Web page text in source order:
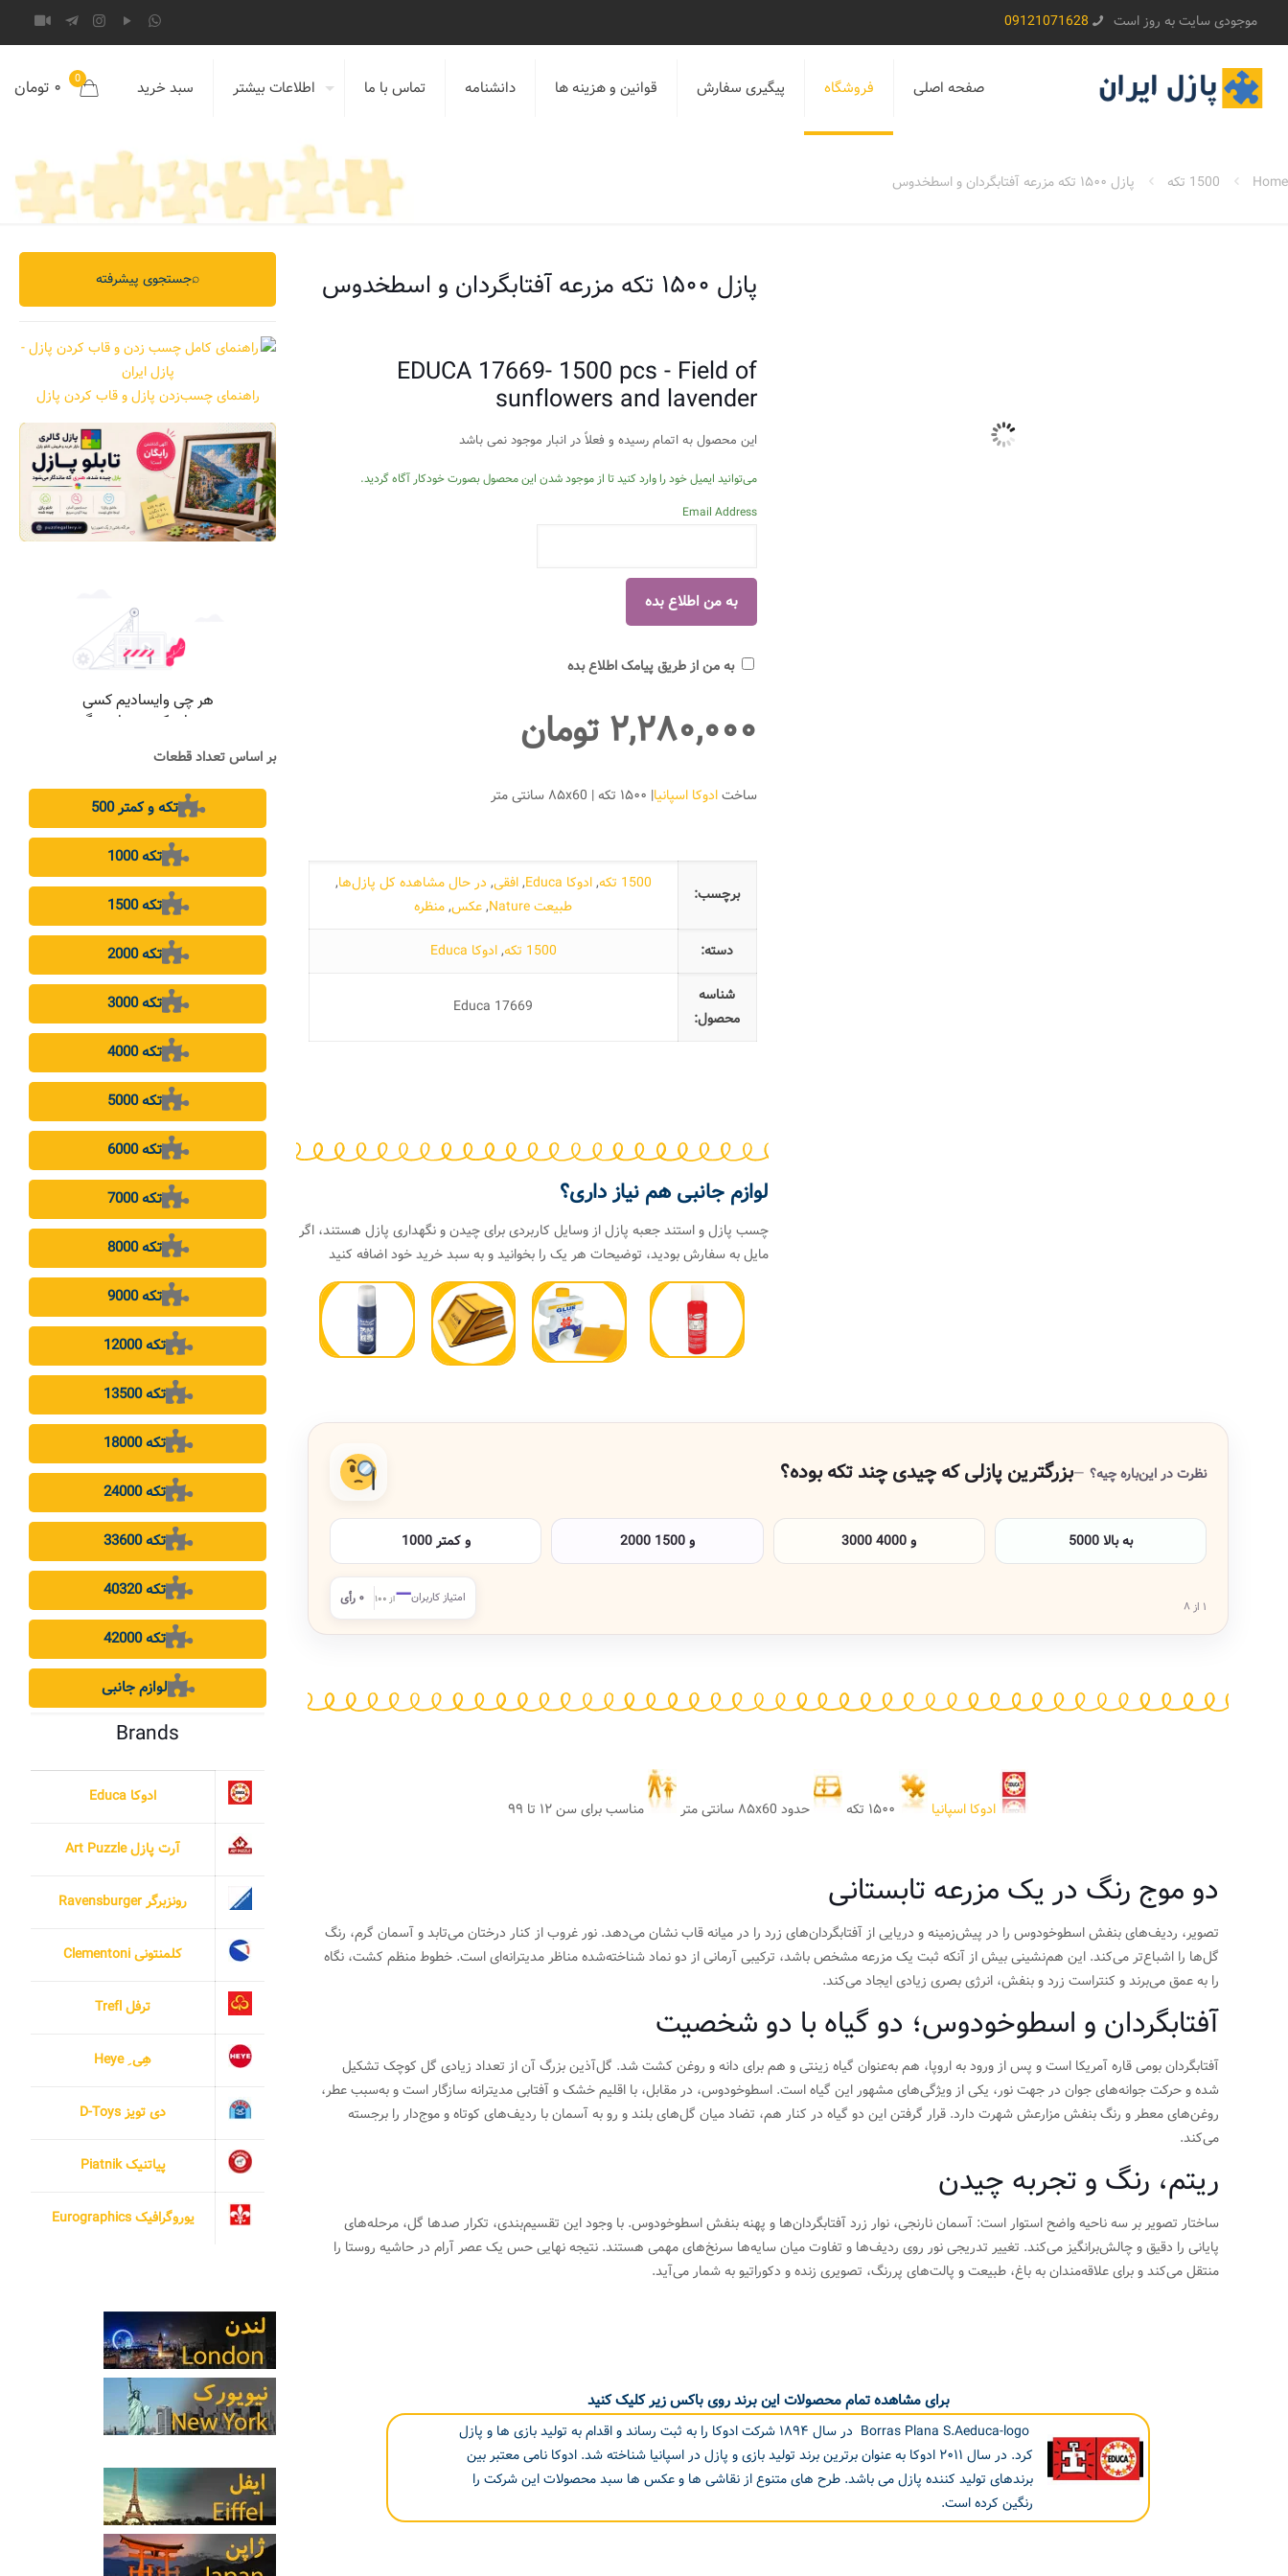
موجودی سایت به روز است 09121071628
صفحه اصلی فروشگاه پیگیری سفارش قوانین و هزینه ها دانشنامه تماس با ما اطلاعات بیشتر سبد خرید 0 ۰ تومان
Home 1500 تکه پازل ۱۵۰۰ تکه مزرعه آفتابگردان و اسطخدوس
پازل ۱۵۰۰ تکه مزرعه آفتابگردان و اسطخدوس
EDUCA 17669- 1500 pcs - Field of
sunflowers and lavender
این محصول به اتمام رسیده و فعلاً در انبار موجود نمی باشد
می‌توانید ایمیل خود را وارد کنید تا از موجود شدن این محصول بصورت خودکار آگاه گردید.
Email Address
به من از طریق پیامک اطلاع بده
۲,۲۸۰,۰۰۰ تومان
ساختادوکا اسپانیا| ۱۵۰۰ تکه | ۸۵x60 سانتی متر
برچسب:
1500 تکه ,ادوکا Educa ,افقی, در حال مشاهده کل پازل‌ها,
طبیعت Nature
,عکس,منظره
دسته: 1500 تکه ,ادوکا Educa
شناسه
محصول:
Educa 17669
لوازم جانبی هم نیاز داری؟
چسب پازل و استند جعبه پازل از وسایل کاربردی برای چیدن و نگهداری پازل هستند، اگر
مایل به سفارش بودید، توضیحات هر یک را بخوانید و به سبد خرید خود اضافه کنید
نظرت در این‌باره چیه؟ بزرگترین پازلی که چیدی چند تکه بوده؟
5000 به بالا 3000 و 4000 2000 و 1500 1000 و کمتر
امتیاز کاربران—از ۱۰۰ ۰ رأی ۱ از ۸
ادوکا اسپانیا حدود ۸۵x60 سانتی متر مناسب برای سن ۱۲ تا ۹۹
دو موج رنگ در یک مزرعه تابستانی
تصویر، ردیف‌های بنفش اسطوخودوس را در پیش‌زمینه و دریایی از آفتابگردان‌های زرد را در میانه قاب نشان می‌دهد. نور غروب از کنار درختان می‌تابد و آسمان گرم، رنگ
گل‌ها را اشباع‌تر می‌کند. این هم‌نشینی بیش از آنکه ثبت یک مزرعه مشخص باشد، ترکیبی آرمانی از دو نماد شناخته‌شده مناظر مدیترانه‌ای است. خطوط منظم کشت، نگاه
را به عمق می‌برند و کنتراست زرد و بنفش، انرژی بصری زیادی ایجاد می‌کند.
آفتابگردان و اسطوخودوس؛ دو گیاه با دو شخصیت
آفتابگردان بومی قاره آمریکا است و پس از ورود به اروپا، هم به‌عنوان گیاه زینتی و هم برای دانه و روغن کشت شد. گل‌آذین بزرگ آن از تعداد زیادی گل کوچک تشکیل
شده و حرکت جوانه‌های جوان در جهت نور، یکی از ویژگی‌های مشهور این گیاه است. اسطوخودوس، در مقابل، با اقلیم خشک و آفتابی مدیترانه سازگار است و به‌سبب عطر،
روغن‌های معطر و رنگ بنفش مزارعش شهرت دارد. قرار گرفتن این دو گیاه در کنار هم، تضاد میان گل‌های بلند و رو به آسمان با ردیف‌های کوتاه و موج‌دار را برجسته
می‌کند.
ریتم، رنگ و تجربه چیدن
ساختار تصویر بر سه ناحیه واضح استوار است: آسمان نارنجی، نوار زرد آفتابگردان‌ها و پهنه بنفش اسطوخودوس. با وجود این تقسیم‌بندی، تکرار صدها گل، مرحله‌های
پایانی را دقیق و چالش‌برانگیز می‌کند. تغییر تدریجی نور روی ردیف‌ها و تفاوت میان سایه‌ها سرنخ‌های مهمی هستند. نتیجه نهایی حس یک عصر آرام در حاشیه روستا را
منتقل می‌کند و برای علاقه‌مندان به باغ، طبیعت و پالت‌های پررنگ، تصویری زنده و دکوراتیو به شمار می‌آید.
برای مشاهده تمام محصولات این برند روی باکس زیر کلیک کنید
Borras Plana S.Aeduca-logo در سال ۱۸۹۴ شرکت ادوکا را به ثبت رساند و اقدام به تولید بازی ها و پازل
کرد. در سال ۲۰۱۱ ادوکا به عنوان برترین برند تولید بازی و پازل در اسپانیا شناخته شد. ادوکا نامی معتبر بین
برندهای تولید کننده پازل می باشد. طرح های متنوع از نقاشی ها و عکس ها سبد محصولات این شرکت را
رنگین کرده است.
جستجوی پیشرفته⌕
راهنمای چسب‌زدن پازل و قاب کردن پازل
بر اساس تعداد قطعات
500 تکه و کمتر
1000 تکه
1500 تکه
2000 تکه
3000 تکه
4000 تکه
5000 تکه
6000 تکه
7000 تکه
8000 تکه
9000 تکه
12000 تکه
13500 تکه
18000 تکه
24000 تکه
33600 تکه
40320 تکه
42000 تکه
لوازم جانبی
Brands
ادوکا Educa
آرت پازل Art Puzzle
رونزبرگر Ravensburger
کلمنتونی Clementoni
ترفل Trefl
هِی ِ Heye
دی تویز D-Toys
پیاتنیک Piatnik
یوروگرافیک Eurographics